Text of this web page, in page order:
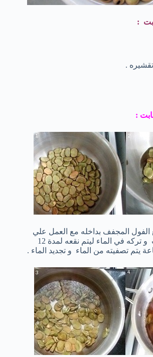
:
:
.
:
المجفف بداخله مع العمل علي
غسل الفول عدة مرات و تركه في الماء ليتم نقعه لمدة 12